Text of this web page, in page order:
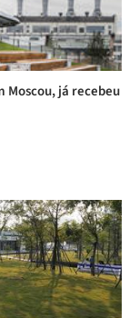
Moscou, já recebeu